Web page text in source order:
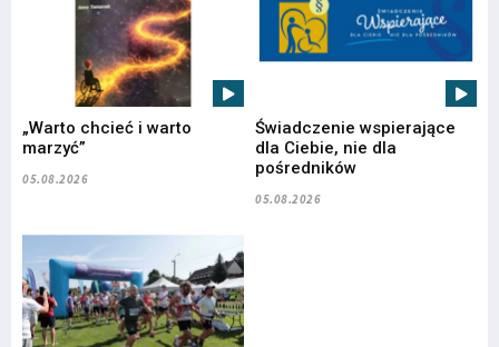
„Warto chcieć i warto
marzyć”
05.08.2026
Świadczenie wspierające
dla Ciebie, nie dla
pośredników
05.08.2026